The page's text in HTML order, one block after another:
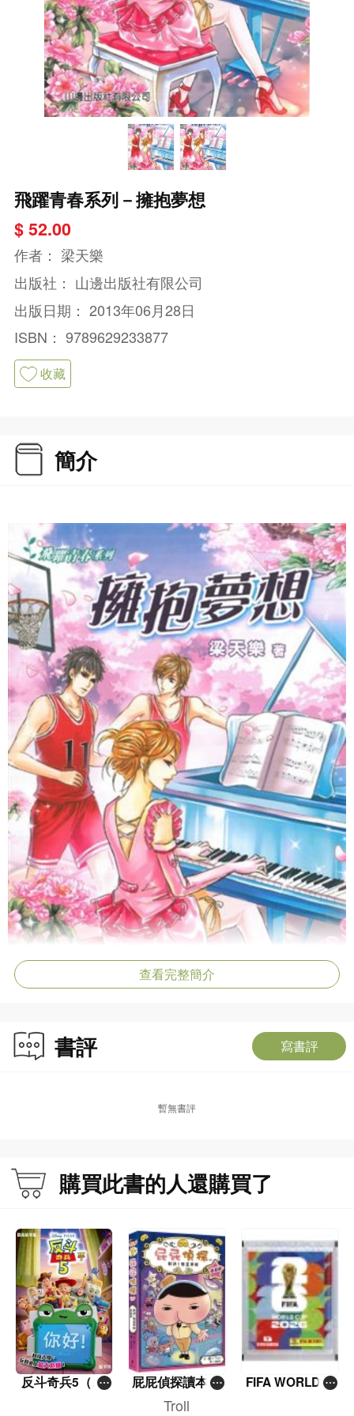
飛躍青春系列－擁抱夢想
$ 52.00
作者： 梁天樂
出版社： 山邊出版社有限公司
出版日期： 2013年06月28日
ISBN： 9789629233877
收藏
簡介
查看完整簡介
書評 寫書評
暫無書評
購買此書的人還購買了
反斗奇兵5（圖
屁屁偵探讀本(1
3)－－對決！怪
Troll
FIFA WORLD C